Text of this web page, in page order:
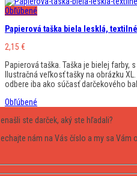
Obľúbené
Papierová taška biela lesklá, textilné
2,15 €
Papierová taška. Taška je bielej farby,
Ilustračná veľkosť tašky na obrázku
odbere iba ako súčasť darčekového
Obľúbené
ste darček, aký ste hľadali?
nám na Vás číslo a my sa Vám